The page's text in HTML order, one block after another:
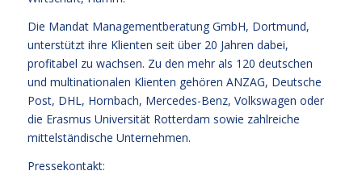
Die Mandat Managementberatung GmbH, Dortmund,
unterstützt ihre Klienten seit über 20 Jahren dabei,
profitabel zu wachsen. Zu den mehr als 120 deutschen
und multinationalen Klienten gehören ANZAG, Deutsche
Post, DHL, Hornbach, Mercedes-Benz, Volkswagen oder
die Erasmus Universität Rotterdam sowie zahlreiche
mittelständische Unternehmen.
Pressekontakt: